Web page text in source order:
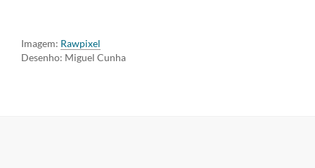
Imagem: Rawpixel
Desenho: Miguel Cunha